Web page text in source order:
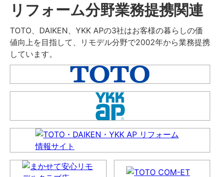
リフォーム分野業務提携関連
TOTO、DAIKEN、YKK APの3社はお客様の暮らしの価
値向上を目指して、リモデル分野で2002年から業務提携
しています。